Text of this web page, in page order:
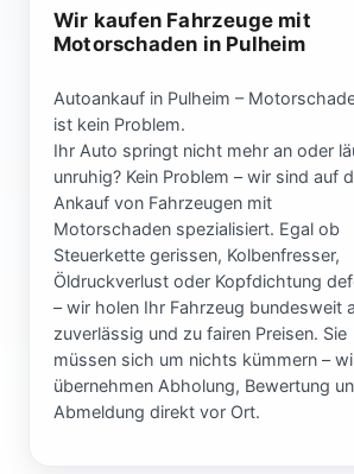
Wir kaufen Fahrzeuge mit
Motorschaden in Pulheim
Autoankauf in Pulheim –
ist kein Problem.
Ihr Auto springt nicht mehr an oder
unruhig? Kein Problem – wir sind auf
Ankauf von Fahrzeugen mit
Motorschaden spezialisiert. Egal ob
Steuerkette gerissen, Kolbenfresser,
Öldruckverlust oder Kopfdichtung
– wir holen Ihr Fahrzeug bundesweit
zuverlässig und zu fairen Preisen. Sie
müssen sich um nichts kümmern –
übernehmen Abholung, Bewertung
Abmeldung direkt vor Ort.